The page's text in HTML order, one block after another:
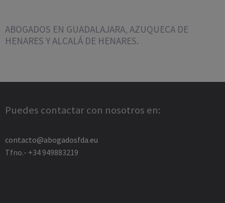
ABOGADOS EN GUADALAJARA, AZUQUECA DE
HENARES Y ALCALÁ DE HENARES.
Puedes contactar con nosotros en:
contacto@abogadosfda.eu
Tfno.- +34 949883219